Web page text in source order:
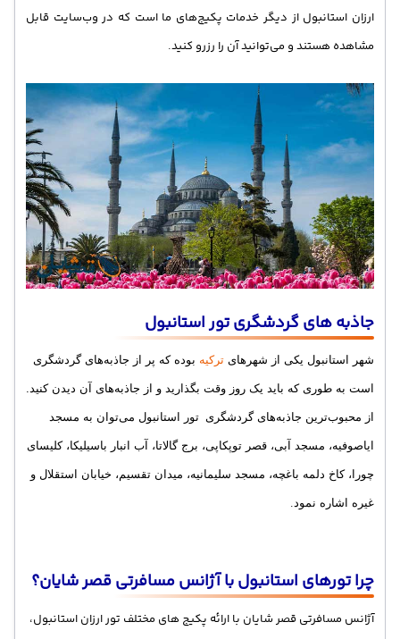
ارزان استانبول از دیگر خدمات پکیج‌های ما است که در وب‌سایت قابل
مشاهده هستند و می‌توانید آن را رزرو کنید.
جاذبه های گردشگری تور استانبول
شهر استانبول یکی از شهرهایترکیهبوده که پر از جاذبه‌های گردشگری
است به طوری کهبایدیک روز وقت بگذارید و از جاذبه‌های آن دیدن کنید.
از محبوب‌ترین جاذبه‌های گردشگری تور استانبول می‌توان به مسجد
ایاصوفیه، مسجد آبی، قصر توپکاپی، برج گالاتا، آب انبار باسیلیکا، کلیسای
چورا، کاخ دلمه باغچه، مسجد سلیمانیه، میدان تقسیم، خیابان استقلال و
غیره اشاره نمود.
چرا تورهای استانبول با آژانس مسافرتی قصر شایان؟
آژانس مسافرتی قصر شایان با ارائه پکیج های مختلف تور ارزان استانبول،